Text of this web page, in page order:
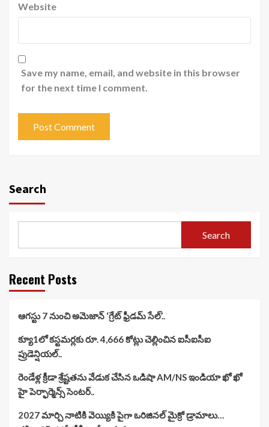
Website
Save my name, email, and website in this browser
for the next time I comment.
Search
Search
Recent Posts
ఆగస్టు 7 నుంచి అమెజాన్ ‘గ్రేట్ ఫ్రీడమ్ సేల్’..
క్యూ1లో కస్టమర్లకు రూ. 4,666 కోట్లు చెల్లించిన ఐసీఐసీఐ
ప్రుడెన్షియల్..
రెండేళ్ల క్రీడా శ్రేష్టతను వేడుక చేసిన ఒడిషా AM/NS ఇండియా ఖో ఖో
హై పెర్ఫార్మెన్స్ సెంటర్..
2027 మార్చి నాటికి వెయ్యికి పైగా ఒరిజినల్ మైక్రో డ్రామాలు…